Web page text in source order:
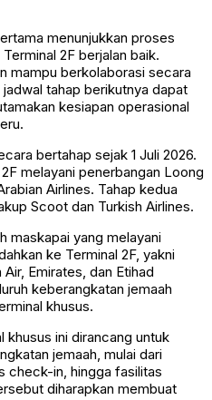
menunjukkan proses
2F berjalan baik.
mampu berkolaborasi secara
tahap berikutnya dapat
kesiapan operasional
bertahap sejak 1 Juli 2026.
melayani penerbangan Loong
Airlines. Tahap kedua
Scoot dan Turkish Airlines.
maskapai yang melayani
ke Terminal 2F, yakni
Emirates, dan Etihad
keberangkatan jemaah
khusus.
khusus ini dirancang untuk
jemaah, mulai dari
check-in, hingga fasilitas
diharapkan membuat